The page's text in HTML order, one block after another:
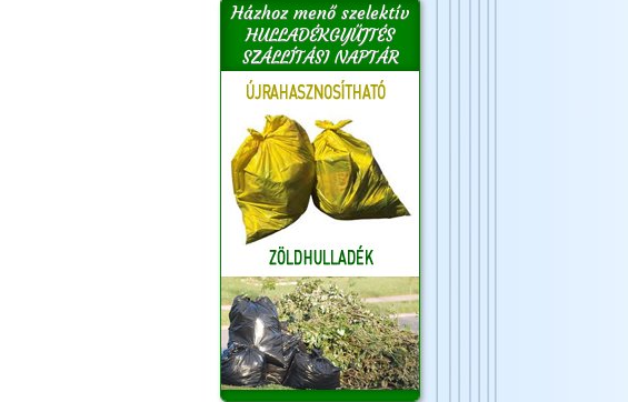
Házhoz menő szelektív
HULLADÉKGYŰJTÉS
SZÁLLÍTÁSI NAPTÁR